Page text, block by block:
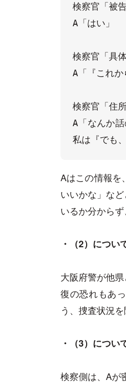
検察官「被
A「はい」
検察官「具
A「『これか
検察官「住
A「なんか
私は『でも
Aはこの情報を
いいかな」な
いるか分から
・（2）につい
大阪府警が他
復の恐れもあ
う、捜査状況を
・（3）につい
検察側は、Aが